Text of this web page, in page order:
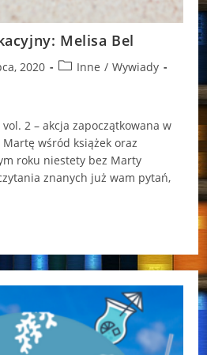
Melisa Bel
2020
PostInne / Wywiady
2 – akcja zapoczątkowana w
wśród książek oraz
roku niestety bez Marty
znanych już wam pytań,